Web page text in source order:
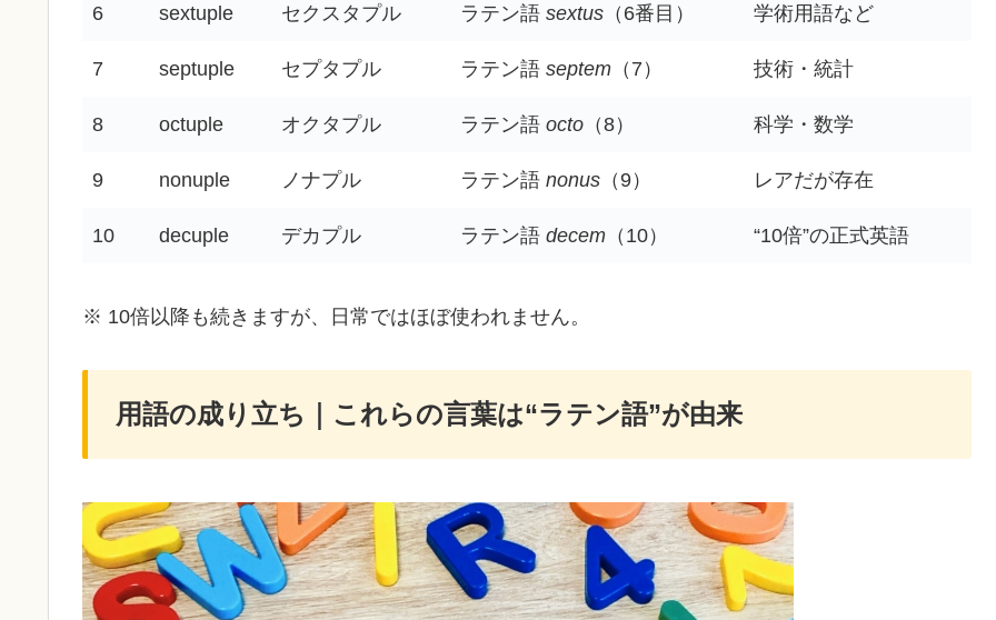
6 sextuple セクスタプル ラテン語 sextus （6番目） 学術用語など
7 septuple セプタプル ラテン語 septem （7） 技術・統計
8 octuple オクタプル ラテン語 octo （8） 科学・数学
9 nonuple ノナプル ラテン語 nonus （9） レアだが存在
10 decuple デカプル ラテン語 decem （10） “10倍”の正式英語
※ 10倍以降も続きますが、日常ではほぼ使われません。
用語の成り立ち｜これらの言葉は“ラテン語”が由来